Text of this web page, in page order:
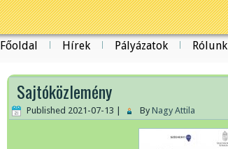
Főoldal Hírek Pályázatok Rólunk
Sajtóközlemény
Published 2021-07-13 By Nagy Attila